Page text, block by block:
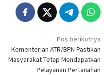
Pos berikutnya
Kementerian ATR/BPN Pastikan
Masyarakat Tetap Mendapatkan
Pelayanan Pertanahan